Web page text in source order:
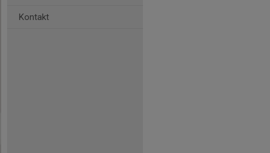
Kontakt